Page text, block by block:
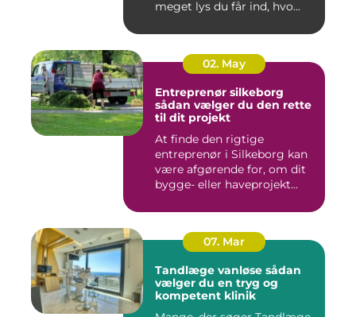
meget lys du får ind, hvo...
02. May
Entreprenør silkeborg
sådan vælger du den rette
til dit projekt
At finde den rigtige
entreprenør i Silkeborg kan
være afgørende for, om dit
bygge- eller haveprojekt...
07. Mar
Tandlæge vanløse sådan
vælger du en tryg og
kompetent klinik